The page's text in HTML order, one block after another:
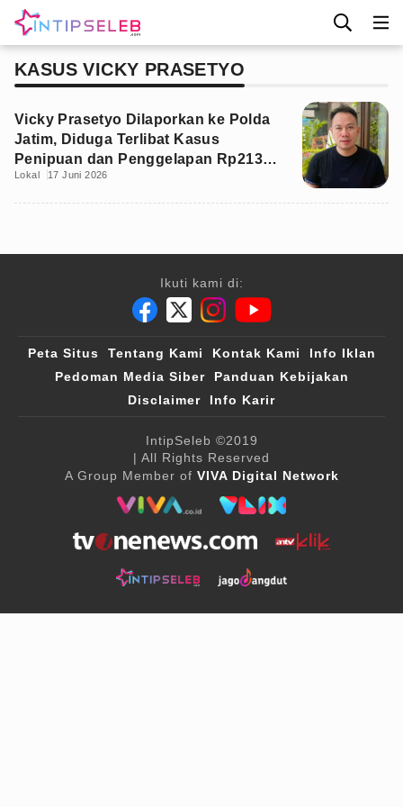
KASUS VICKY PRASETYO
Vicky Prasetyo Dilaporkan ke Polda
Jatim, Diduga Terlibat Kasus
Penipuan dan Penggelapan Rp213
Juta
Lokal 17 Juni 2026
Ikuti kami di:
Peta Situs Tentang Kami Kontak Kami
Info Iklan
Pedoman Media Siber
Panduan Kebijakan
Disclaimer
Info Karir
IntipSeleb ©2019
| All Rights Reserved
A Group Member of VIVA Digital Network